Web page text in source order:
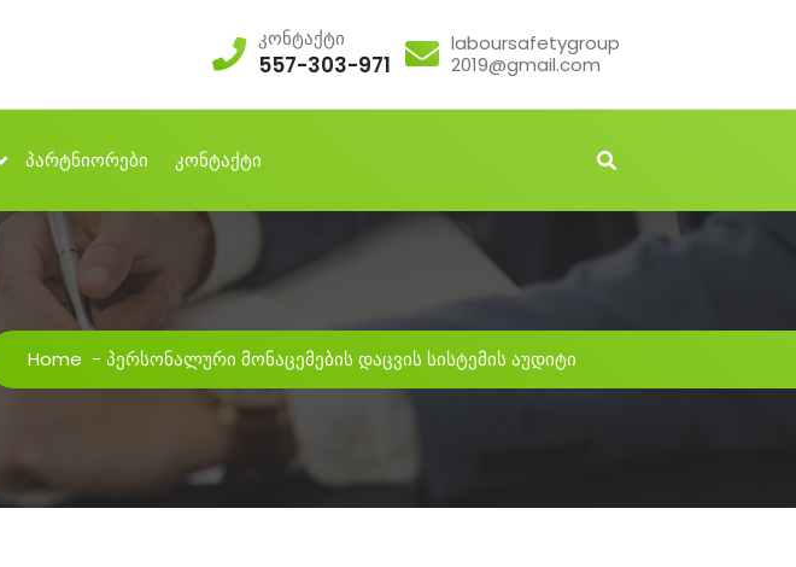
კონტაქტი
557-303-971
laboursafetygroup
2019@gmail.com
პარტნიორები კონტაქტი
Home - პერსონალური მონაცემების დაცვის სისტემის აუდიტი